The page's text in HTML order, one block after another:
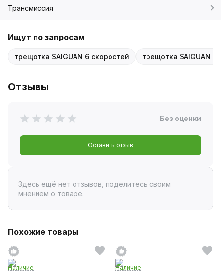
Трансмиссия
Ищут по запросам
трещотка SAIGUAN 6 скоростей трещотка SAIGUAN
Отзывы
Без оценки
Оставить отзыв
Здесь ещё нет отзывов, поделитесь своим
мнением о товаре.
Похожие товары
Наличие
Наличие